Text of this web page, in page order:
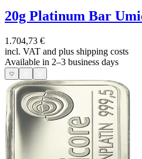
20g Platinum Bar
1.704,73 €
incl. VAT and plus shipping costs
Available in 2–3 business days